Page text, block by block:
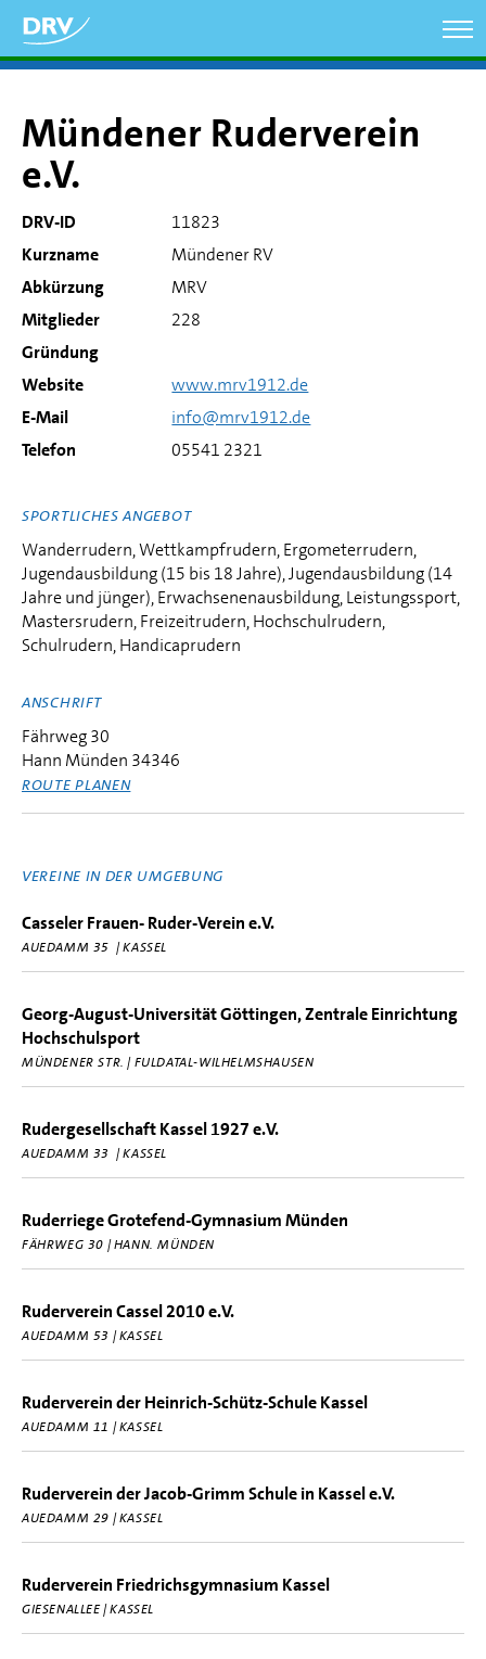
zum
Inhalt
Mündener Ruderverein
e.V.
DRV-ID
11823
Kurzname
Mündener RV
Abkürzung
MRV
Mitglieder
228
Gründung
Website
www.mrv1912.de
E-Mail
info@mrv1912.de
Telefon
05541 2321
SPORTLICHES ANGEBOT
Wanderrudern, Wettkampfrudern, Ergometerrudern,
Jugendausbildung (15 bis 18 Jahre), Jugendausbildung (14
Jahre und jünger), Erwachsenenausbildung, Leistungssport,
Mastersrudern, Freizeitrudern, Hochschulrudern,
Schulrudern, Handicaprudern
ANSCHRIFT
Fährweg 30
Hann Münden 34346
ROUTE PLANEN
VEREINE IN DER UMGEBUNG
Casseler Frauen- Ruder-Verein e.V.
AUEDAMM 35 | KASSEL
Georg-August-Universität Göttingen, Zentrale Einrichtung
Hochschulsport
MÜNDENER STR. | FULDATAL-WILHELMSHAUSEN
Rudergesellschaft Kassel 1927 e.V.
AUEDAMM 33 | KASSEL
Ruderriege Grotefend-Gymnasium Münden
FÄHRWEG 30 | HANN. MÜNDEN
Ruderverein Cassel 2010 e.V.
AUEDAMM 53 | KASSEL
Ruderverein der Heinrich-Schütz-Schule Kassel
AUEDAMM 11 | KASSEL
Ruderverein der Jacob-Grimm Schule in Kassel e.V.
AUEDAMM 29 | KASSEL
Ruderverein Friedrichsgymnasium Kassel
GIESENALLEE | KASSEL